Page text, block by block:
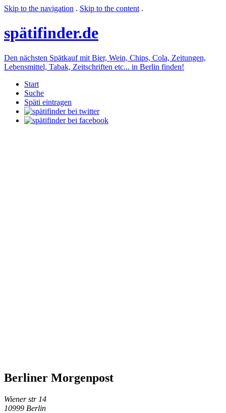
Skip to the navigation . Skip to the content .
spätifinder.de
Den nächsten Spätkauf mit Bier, Wein, Chips, Cola, Zeitungen,
Lebensmittel, Tabak, Zeitschriften etc... in Berlin finden!
Start
Suche
Späti eintragen
Berliner Morgenpost
Wiener str 14
10999 Berlin